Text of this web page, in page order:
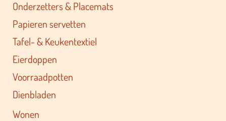
Onderzetters & Placemats
Papieren servetten
Tafel- & Keukentextiel
Eierdoppen
Voorraadpotten
Dienbladen
Wonen